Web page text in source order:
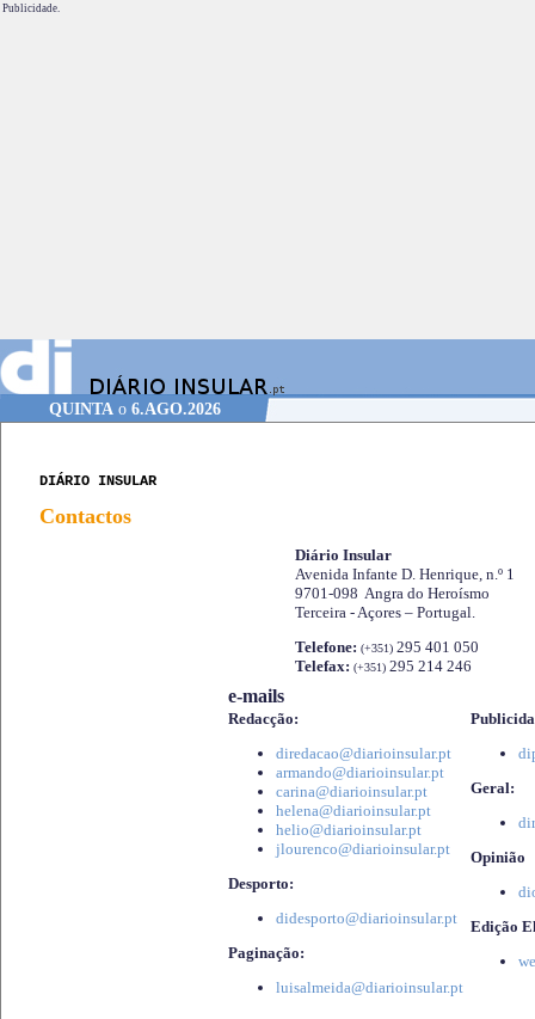
Publicidade.
QUINTAo 6.AGO.2026
DIÁRIO INSULAR
Contactos
Diário Insular
Avenida Infante D. Henrique, n.º 1
9701-098 Angra do Heroísmo
Terceira - Açores – Portugal.
Telefone: (+351) 295 401 050
Telefax: (+351) 295 214 246
e-mails
Redacção:
diredacao@diarioinsular.pt
armando@diarioinsular.pt
carina@diarioinsular.pt
helena@diarioinsular.pt
helio@diarioinsular.pt
jlourenco@diarioinsular.pt
Desporto:
didesporto@diarioinsular.pt
Paginação:
luisalmeida@diarioinsular.pt
Geral:
Opinião
Edição